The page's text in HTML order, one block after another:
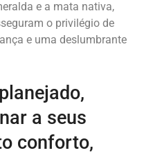
e a mata nativa,
o privilégio de
e uma deslumbrante
a seus
conforto,